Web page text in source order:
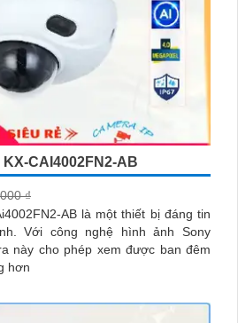
CAI4002FN2-AB
₫
AB là một thiết bị đáng tin
này cho phép xem được ban đêm
hơn